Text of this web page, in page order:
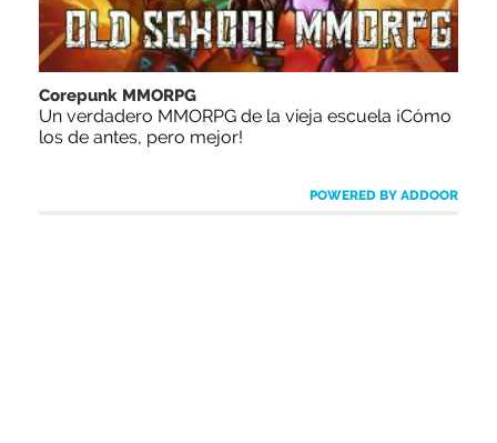
Corepunk MMORPG
Un verdadero MMORPG de la vieja escuela ¡Cómo
los de antes, pero mejor!
POWERED BY ADDOOR